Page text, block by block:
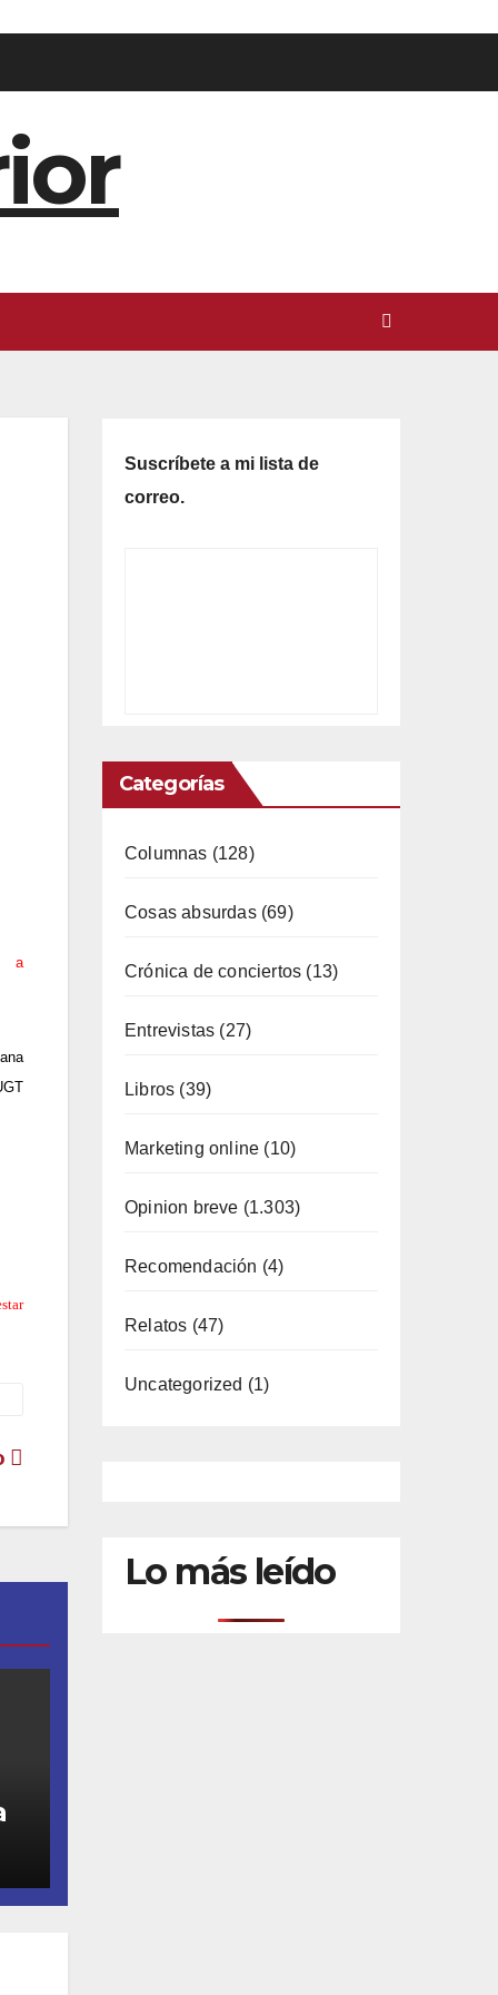
a
Suscríbete a mi lista de
correo.
Categorías
Columnas (128)
Cosas absurdas(69)
Crónica de conciertos (13)
Entrevistas (27)
Libros (39)
Marketing online (10)
Opinion breve (1.303)
Recomendación (4)
Relatos (47)
Uncategorized (1)
Lo más leído